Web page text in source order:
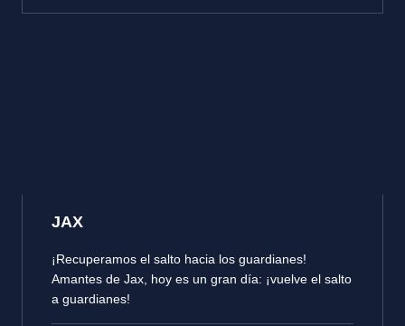
JAX
¡Recuperamos el salto hacia los guardianes!
Amantes de Jax, hoy es un gran día: ¡vuelve el salto
a guardianes!